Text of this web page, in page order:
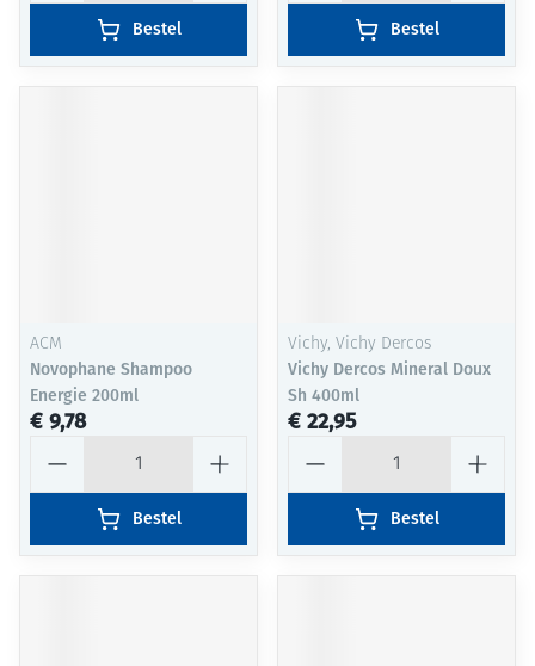
Bestel Bestel
ACM
Novophane Shampoo
Energie 200ml
€ 9,78
Bestel
Vichy, Vichy Dercos
Vichy Dercos Mineral Doux
Sh 400ml
€ 22,95
Bestel